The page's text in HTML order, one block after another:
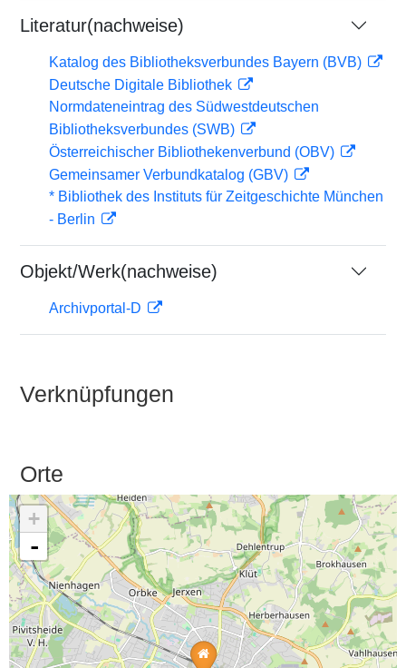
Literatur(nachweise)
Katalog des Bibliotheksverbundes Bayern (BVB)
Deutsche Digitale Bibliothek
Normdateneintrag des Südwestdeutschen
Bibliotheksverbundes (SWB)
Österreichischer Bibliothekenverbund (OBV)
Gemeinsamer Verbundkatalog (GBV)
* Bibliothek des Instituts für Zeitgeschichte München
- Berlin
Objekt/Werk(nachweise)
Archivportal-D
Verknüpfungen
Orte
+
-